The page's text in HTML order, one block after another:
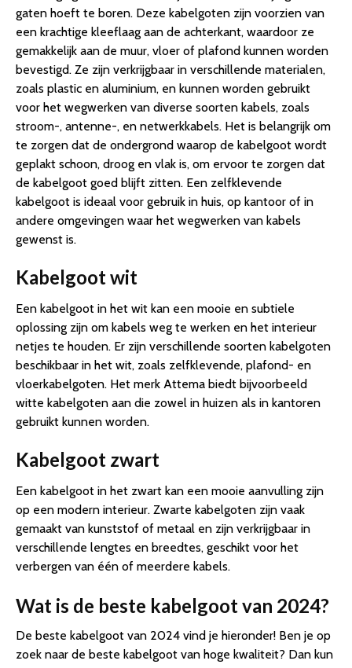
gaten hoeft te boren. Deze kabelgoten zijn voorzien van
een krachtige kleeflaag aan de achterkant, waardoor ze
gemakkelijk aan de muur, vloer of plafond kunnen worden
bevestigd. Ze zijn verkrijgbaar in verschillende materialen,
zoals plastic en aluminium, en kunnen worden gebruikt
voor het wegwerken van diverse soorten kabels, zoals
stroom-, antenne-, en netwerkkabels. Het is belangrijk om
te zorgen dat de ondergrond waarop de kabelgoot wordt
geplakt schoon, droog en vlak is, om ervoor te zorgen dat
de kabelgoot goed blijft zitten. Een zelfklevende
kabelgoot is ideaal voor gebruik in huis, op kantoor of in
andere omgevingen waar het wegwerken van kabels
gewenst is.
Kabelgoot wit
Een kabelgoot in het wit kan een mooie en subtiele
oplossing zijn om kabels weg te werken en het interieur
netjes te houden. Er zijn verschillende soorten kabelgoten
beschikbaar in het wit, zoals zelfklevende, plafond- en
vloerkabelgoten. Het merk Attema biedt bijvoorbeeld
witte kabelgoten aan die zowel in huizen als in kantoren
gebruikt kunnen worden.
Kabelgoot zwart
Een kabelgoot in het zwart kan een mooie aanvulling zijn
op een modern interieur. Zwarte kabelgoten zijn vaak
gemaakt van kunststof of metaal en zijn verkrijgbaar in
verschillende lengtes en breedtes, geschikt voor het
verbergen van één of meerdere kabels.
Wat is de beste kabelgoot van 2024?
De beste kabelgoot van 2024 vind je hieronder! Ben je op
zoek naar de beste kabelgoot van hoge kwaliteit? Dan kun